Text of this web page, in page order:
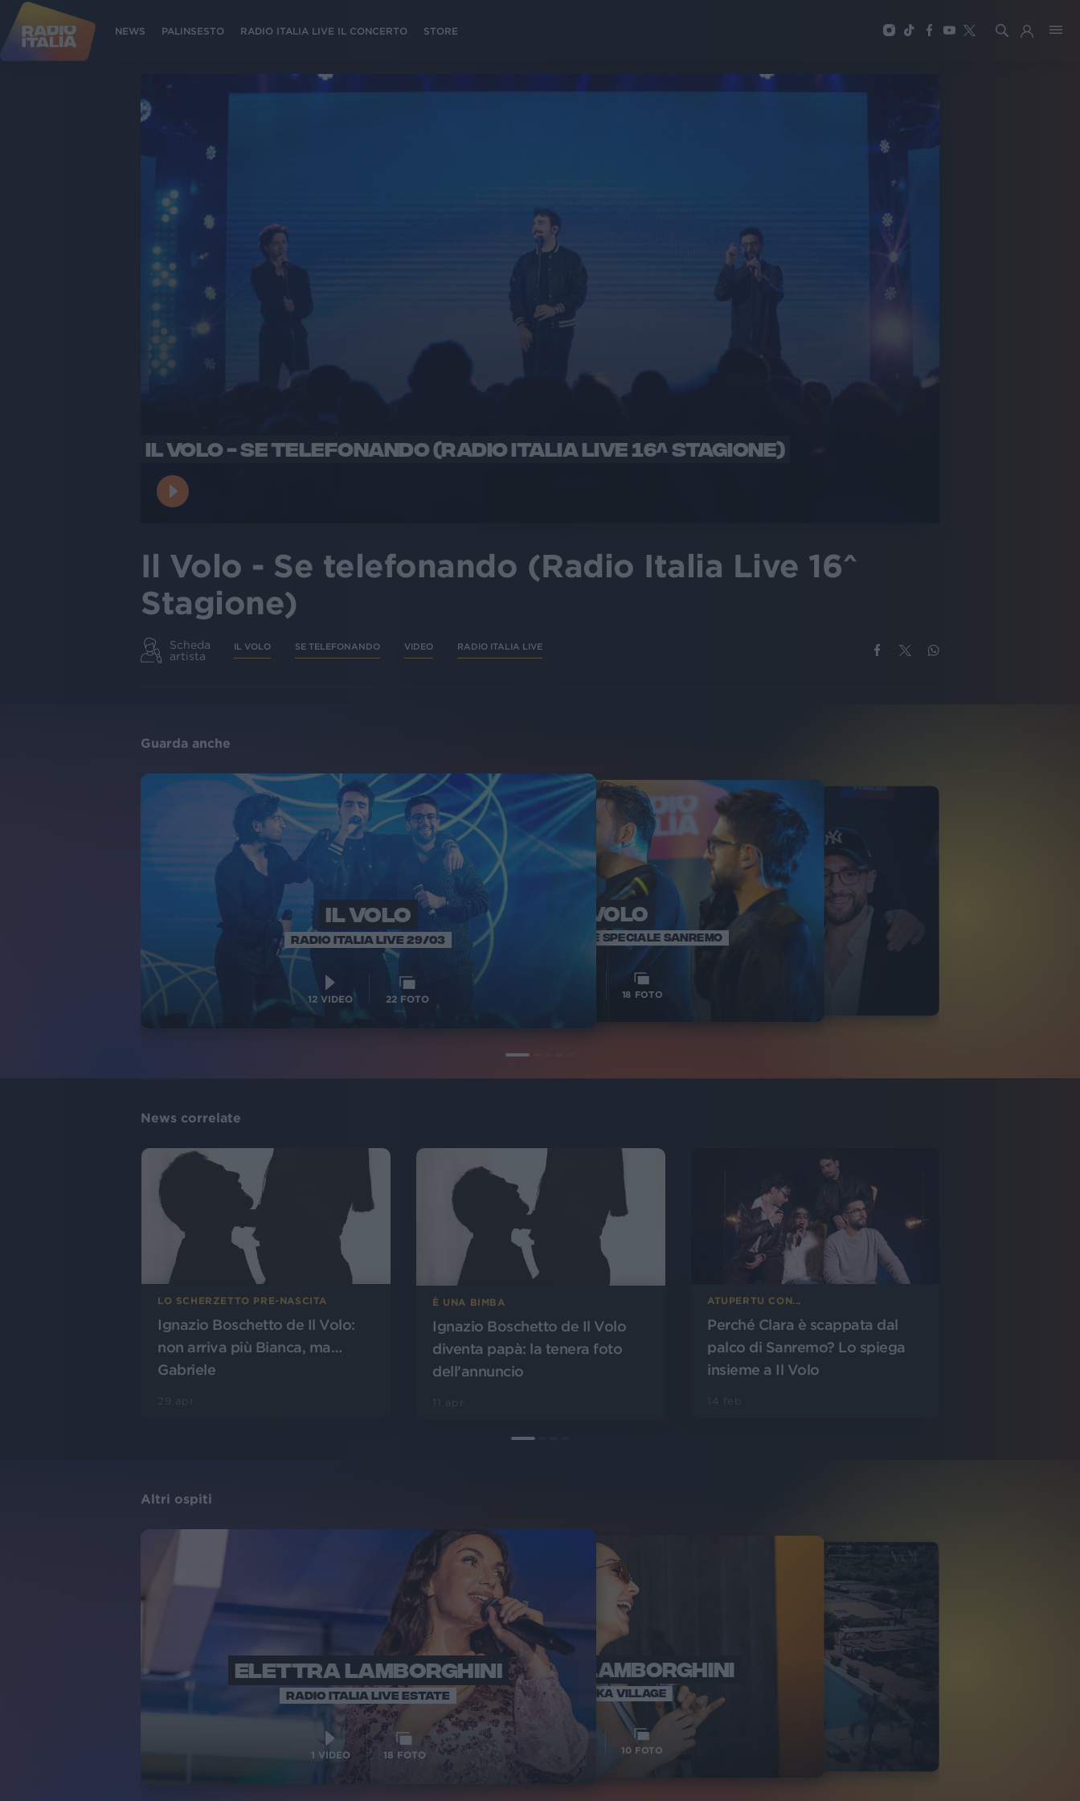
NEWS PALINSESTO RADIO ITALIA LIVE IL CONCERTO STORE
IL VOLO - SE TELEFONANDO (RADIO ITALIA LIVE 16^ STAGIONE)
Il Volo - Se telefonando (Radio Italia Live 16^
Stagione)
Scheda
artista
IL VOLO SE TELEFONANDO VIDEO RADIO ITALIA LIVE
Guarda anche
IL VOLO
RADIO ITALIA LIVE 29/03
12VIDEO 22FOTO
IL VOLO
RADIO ITALIA LIVE SPECIALE SANREMO
18 FOTO
IL VOLO
SANREMO ITALIANO 2024
News correlate
LO SCHERZETTO PRE-NASCITA
Ignazio Boschetto de Il Volo:
non arriva più Bianca, ma…
Gabriele
È UNA BIMBA
Ignazio Boschetto de Il Volo
diventa papà: la tenera foto
dell’annuncio
ATUPERTU CON...
Perché Clara è scappata dal
palco di Sanremo? Lo spiega
insieme a Il Volo
Altri ospiti
ELETTRA LAMBORGHINI
RADIO ITALIA LIVE ESTATE
1 VIDEO 18 FOTO
ELETTRA LAMBORGHINI
VOI TANKA VILLAGE
10 FOTO
RADIO ITALIA
VOI TANKA VILLAGE